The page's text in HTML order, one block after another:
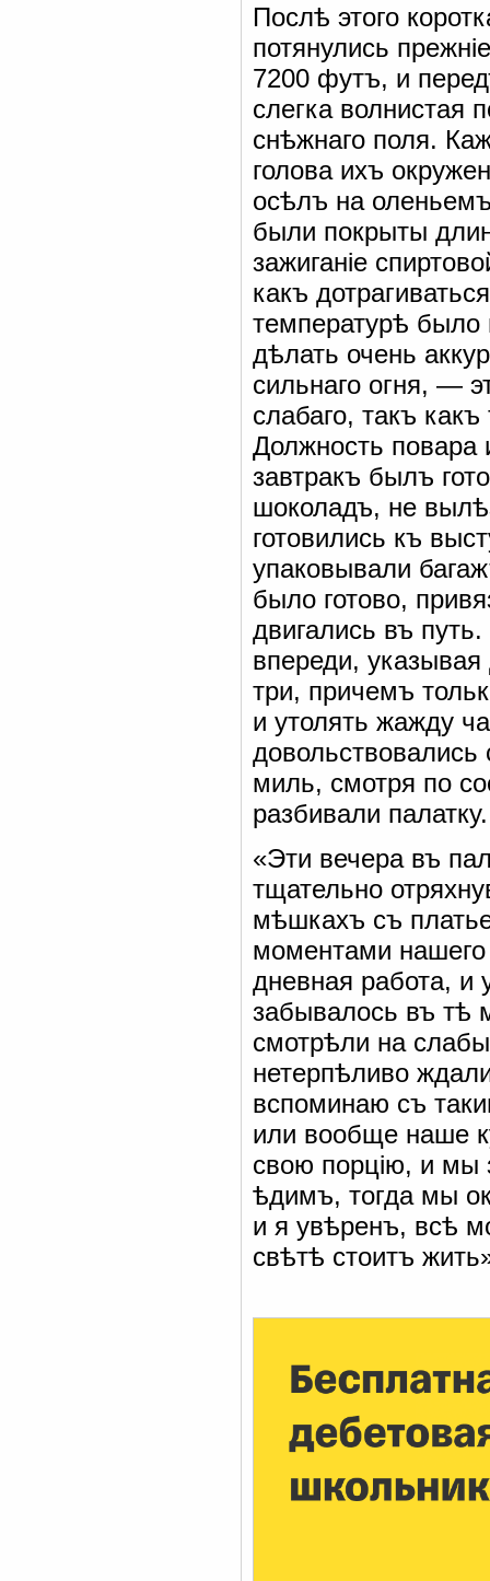
Послѣ этого
потянулись
7200 футъ, и
слегка волнистая
снѣжнаго поля.
голова ихъ
осѣлъ на
были покрыты
зажиганіе
какъ
температурѣ
дѣлать очень
сильнаго огня, —
слабаго, такъ
Должность повара
завтракъ былъ
шоколадъ, не
готовились къ
упаковывали
было готово,
двигались въ
впереди, указывая
три, причемъ
и утолять жажду
миль, смотря по
разбивали палатку.
«Эти вечера въ
тщательно
мѣшкахъ съ
моментами
дневная работа, и
забывалось въ тѣ
смотрѣли на
нетерпѣливо
вспоминаю съ
или вообще наше
свою порцію, и мы
ѣдимъ, тогда мы
и я увѣренъ, всѣ
свѣтѣ стоитъ